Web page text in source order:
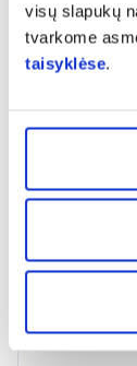
visų slapukų
tvarkome
taisyklėse.